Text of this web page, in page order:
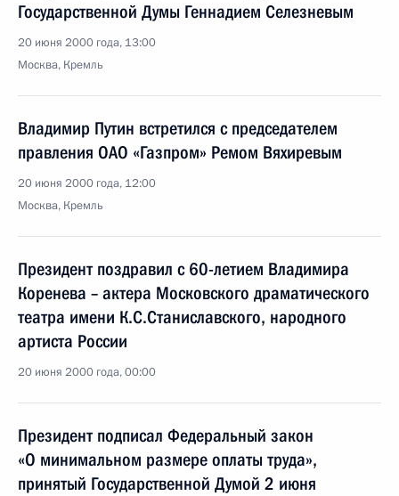
Государственной Думы Геннадием Селезневым
20 июня 2000 года, 13:00
Москва, Кремль
Владимир Путин встретился с председателем
правления ОАО «Газпром» Ремом Вяхиревым
20 июня 2000 года, 12:00
Москва, Кремль
Президент поздравил с 60-летием Владимира
Коренева – актера Московского драматического
театра имени К.С.Станиславского, народного
артиста России
20 июня 2000 года, 00:00
Президент подписал Федеральный закон
«О минимальном размере оплаты труда»,
принятый Государственной Думой 2 июня